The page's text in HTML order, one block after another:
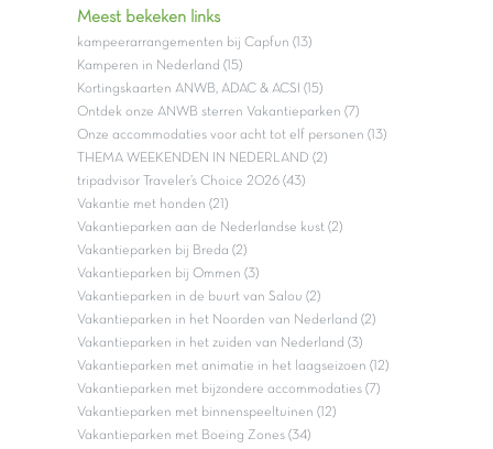
Meest bekeken links
kampeerarrangementen bij Capfun (13)
Kamperen in Nederland (15)
Kortingskaarten ANWB, ADAC & ACSI (15)
Ontdek onze ANWB sterren Vakantieparken (7)
Onze accommodaties voor acht tot elf personen (13)
THEMA WEEKENDEN IN NEDERLAND (2)
tripadvisor Traveler’s Choice 2026 (43)
Vakantie met honden (21)
Vakantieparken aan de Nederlandse kust (2)
Vakantieparken bij Breda (2)
Vakantieparken bij Ommen (3)
Vakantieparken in de buurt van Salou (2)
Vakantieparken in het Noorden van Nederland (2)
Vakantieparken in het zuiden van Nederland (3)
Vakantieparken met animatie in het laagseizoen (12)
Vakantieparken met bijzondere accommodaties (7)
Vakantieparken met binnenspeeltuinen (12)
Vakantieparken met Boeing Zones (34)